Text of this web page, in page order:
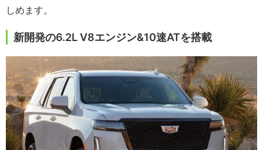
しめます。
新開発の6.2L V8エンジン&10速ATを搭載